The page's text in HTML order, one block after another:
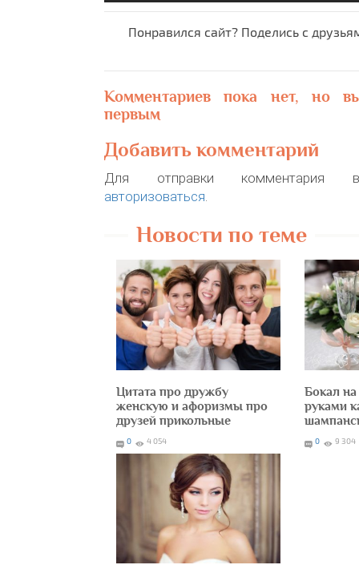
Понравился сайт? Поделись с
Комментариев пока нет, но
первым
Добавить комментарий
Для отправки комментария
авторизоваться.
Новости по теме
Цитата про дружбу
женскую и афоризмы про
друзей прикольные
0 4 054
Бокал
руками
0 9 304